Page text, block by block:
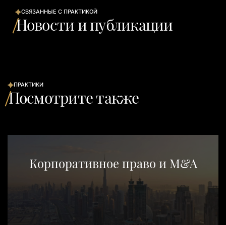
СВЯЗАННЫЕ С ПРАКТИКОЙ
Новости и публикации
ПРАКТИКИ
Посмотрите также
Корпоративное право и M&A